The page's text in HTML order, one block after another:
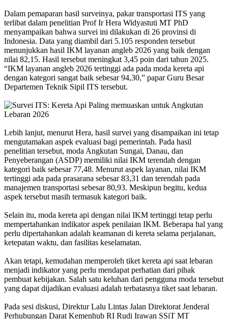
Dalam pemaparan hasil surveinya, pakar transportasi ITS yang
terlibat dalam penelitian Prof Ir Hera Widyastuti MT PhD
menyampaikan bahwa survei ini dilakukan di 26 provinsi di
Indonesia. Data yang diambil dari 5.105 responden tersebut
menunjukkan hasil IKM layanan angleb 2026 yang baik dengan
nilai 82,15. Hasil tersebut meningkat 3,45 poin dari tahun 2025.
“IKM layanan angleb 2026 tertinggi ada pada moda kereta api
dengan kategori sangat baik sebesar 94,30,” papar Guru Besar
Departemen Teknik Sipil ITS tersebut.
Lebih lanjut, menurut Hera, hasil survei yang disampaikan ini tetap
mengutamakan aspek evaluasi bagi pemerintah. Pada hasil
penelitian tersebut, moda Angkutan Sungai, Danau, dan
Penyeberangan (ASDP) memiliki nilai IKM terendah dengan
kategori baik sebesar 77,48. Menurut aspek layanan, nilai IKM
tertinggi ada pada prasarana sebesar 83,31 dan terendah pada
manajemen transportasi sebesar 80,93. Meskipun begitu, kedua
aspek tersebut masih termasuk kategori baik.
Selain itu, moda kereta api dengan nilai IKM tertinggi tetap perlu
mempertahankan indikator aspek penilaian IKM. Beberapa hal yang
perlu dipertahankan adalah keamanan di kereta selama perjalanan,
ketepatan waktu, dan fasilitas keselamatan.
Akan tetapi, kemudahan memperoleh tiket kereta api saat lebaran
menjadi indikator yang perlu mendapat perhatian dari pihak
pembuat kebijakan. Salah satu keluhan dari pengguna moda tersebut
yang dapat dijadikan evaluasi adalah terbatasnya tiket saat lebaran.
Pada sesi diskusi, Direktur Lalu Lintas Jalan Direktorat Jenderal
Perhubungan Darat Kemenhub RI Rudi Irawan SSiT MT